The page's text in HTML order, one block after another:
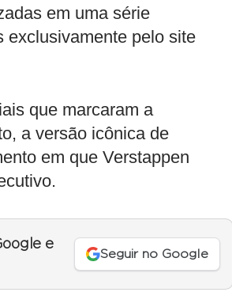
em uma série
exclusivamente pelo site
que marcaram a
a versão icônica de
em que Verstappen
e
Seguir no Google